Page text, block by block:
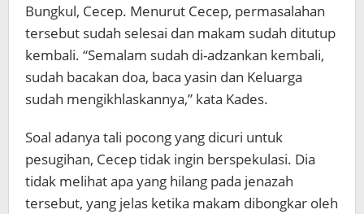
Bungkul, Cecep. Menurut Cecep, permasalahan
tersebut sudah selesai dan makam sudah ditutup
kembali. “Semalam sudah di-adzankan kembali,
sudah bacakan doa, baca yasin dan Keluarga
sudah mengikhlaskannya,” kata Kades.
Soal adanya tali pocong yang dicuri untuk
pesugihan, Cecep tidak ingin berspekulasi. Dia
tidak melihat apa yang hilang pada jenazah
tersebut, yang jelas ketika makam dibongkar oleh